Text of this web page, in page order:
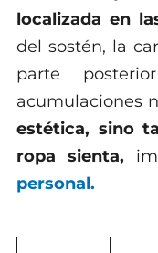
localizada en
del sostén, la
parte
acumulaciones
estética, sino
ropa sienta,
personal.